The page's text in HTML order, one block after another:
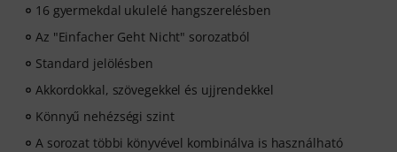
16 gyermekdal ukulelé hangszerelésben
Az "Einfacher Geht Nicht" sorozatból
Standard jelölésben
Akkordokkal, szövegekkel és ujjrendekkel
Könnyű nehézségi szint
A sorozat többi könyvével kombinálva is használható